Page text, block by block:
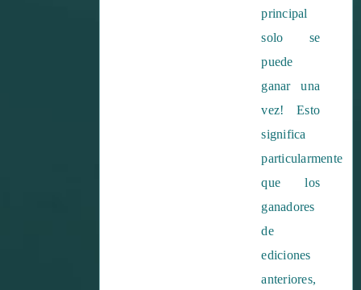
principal
solo se
puede
ganar una
vez! Esto
significa
particularmente
que los
ganadores
de
ediciones
anteriores,